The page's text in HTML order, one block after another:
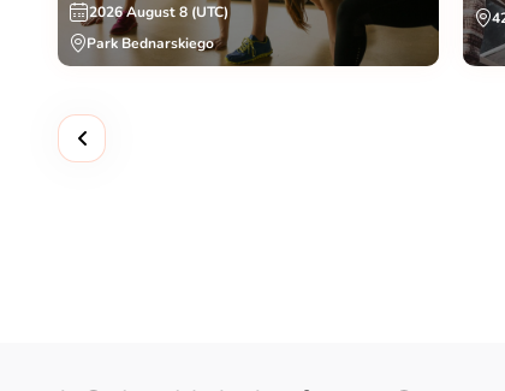
2026 August 8 (UTC)
Park Bednarskiego